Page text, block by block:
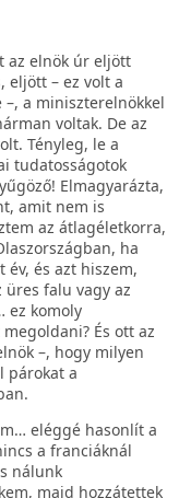
az elnök úr eljött
eljött – ez volt a
a miniszterelnökkel
voltak. De az
Tényleg, le a
tudatosságotok
Elmagyarázta,
amit nem is
az átlagéletkorra,
ha
és azt hiszem,
üres falu vagy az
ez komoly
És ott az
–, hogy milyen
párokat a
eléggé hasonlít a
a franciáknál
nálunk
majd hozzátettek